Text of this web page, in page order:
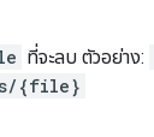
ที่จะลบ ตัวอย่าง:
{file}